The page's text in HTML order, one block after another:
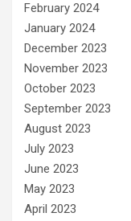
February 2024
January 2024
December 2023
November 2023
October 2023
September 2023
August 2023
July 2023
June 2023
May 2023
April 2023